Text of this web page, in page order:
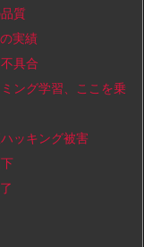
質
実績
具合
ング学習、ここを乗
ッキング被害